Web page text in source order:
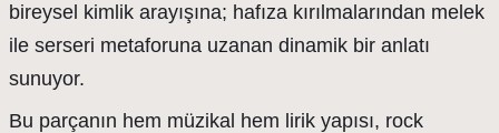
bireysel kimlik arayışına; hafıza kırılmalarından melek
ile serseri metaforuna uzanan dinamik bir anlatı
sunuyor.
Bu parçanın hem müzikal hem lirik yapısı, rock